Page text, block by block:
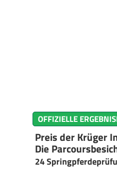
OFFIZIELLE
Preis der Krüger
Die
24